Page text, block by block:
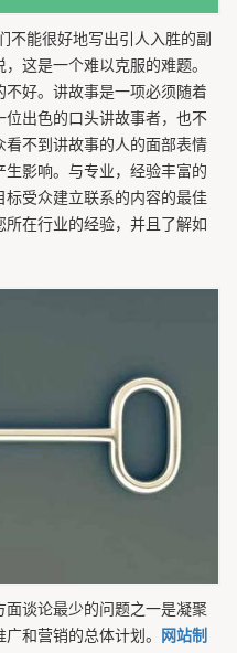
不能很好地写出引人入胜的副
这是一个难以克服的难题。
好。讲故事是一项必须随着
位出色的口头讲故事者，也不
不到讲故事的人的面部表情
生影响。与专业，经验丰富的
受众建立联系的内容的最佳
在行业的经验，并且了解如
谈论最少的问题之一是凝聚
和营销的总体计划。
网站制